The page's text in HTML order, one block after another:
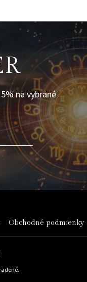
na vybrané
Obchodné podmienky